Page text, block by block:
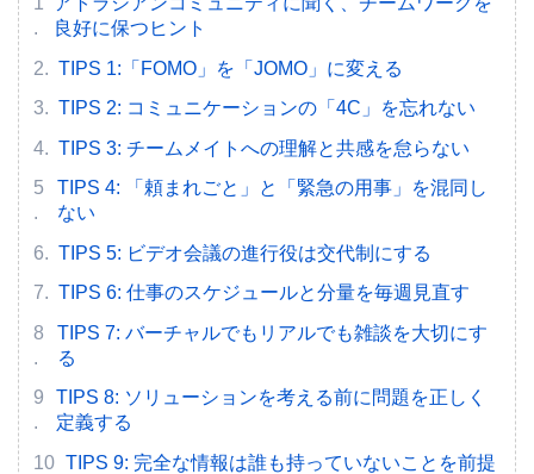
良好に保つヒント
TIPS 1:「FOMO」を「JOMO」に変える
TIPS 2: コミュニケーションの「4C」を忘れない
TIPS 3: チームメイトへの理解と共感を怠らない
TIPS 4: 「頼まれごと」と「緊急の用事」を混同し
ない
TIPS 5: ビデオ会議の進行役は交代制にする
TIPS 6: 仕事のスケジュールと分量を毎週見直す
TIPS 7: バーチャルでもリアルでも雑談を大切にす
る
TIPS 8: ソリューションを考える前に問題を正しく
定義する
TIPS 9: 完全な情報は誰も持っていないことを前提